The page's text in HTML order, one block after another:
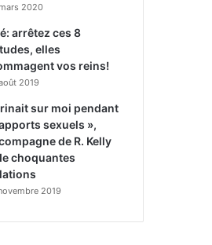
2020
arrêtez ces 8
elles
vos reins!
2019
sur moi pendant
sexuels »,
de R. Kelly
choquantes
2019